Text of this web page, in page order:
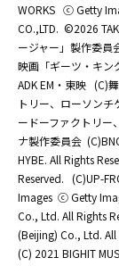
WORKS ⓒ Getty
CO.,LTD. ©2026
ージャー」製作委員
映画「ギーツ・キン
ADK EM・東映 (C)
トリー、ローソンチ
ードーファクトリー
ナ製作委員会
HYBE. All Rights
Reserved. (C)UP-
Images ⓒ Getty
Co., Ltd. All Rights
(Beijing) Co., Ltd. All
(C) 2021 BIGHIT